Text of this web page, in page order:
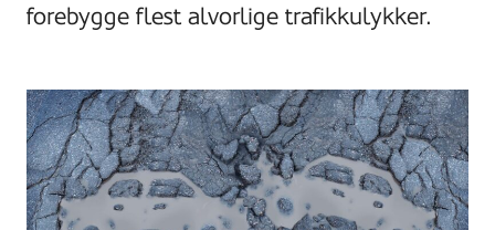
forebygge flest alvorlige trafikkulykker.